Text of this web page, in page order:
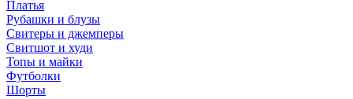
Платья
Рубашки и блузы
Свитеры и джемперы
Свитшот и худи
Топы и майки
Футболки
Шорты